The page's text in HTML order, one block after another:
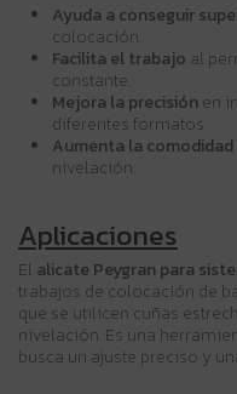
Ayuda a conseguir
colocación.
Facilita el trabajo al
constante.
Mejora la precisión en
diferentes formatos.
Aumenta la comodidad
nivelación.
Aplicaciones
El alicate Peygran para
trabajos de colocación de
que se utilicen cuñas
nivelación. Es una
busca un ajuste preciso y